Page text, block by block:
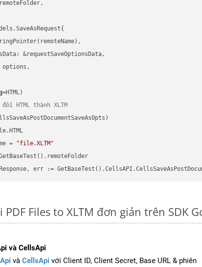
&requestSaveOptionsData,
options,
HTML thành XLTM
=
"file.XLTM"
Files to XLTM đơn giản trên SDK
và CellsApi
và CellsApi với Client ID, Client Secret, Base URL & phiên